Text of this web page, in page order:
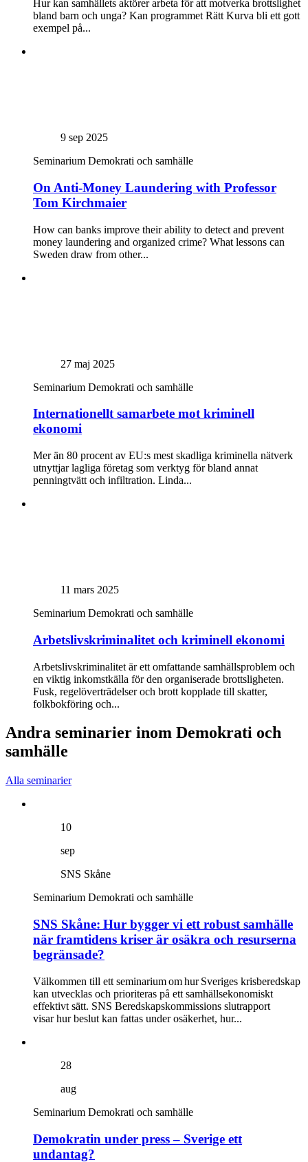
Hur kan samhällets aktörer arbeta för att motverka brottslighet
bland barn och unga? Kan programmet Rätt Kurva bli ett gott
exempel på...
9 sep 2025
Seminarium Demokrati och samhälle
On Anti-Money Laundering with Professor
Tom Kirchmaier
How can banks improve their ability to detect and prevent
money laundering and organized crime? What lessons can
Sweden draw from other...
27 maj 2025
Seminarium Demokrati och samhälle
Internationellt samarbete mot kriminell
ekonomi
Mer än 80 procent av EU:s mest skadliga kriminella nätverk
utnyttjar lagliga företag som verktyg för bland annat
penningtvätt och infiltration. Linda...
11 mars 2025
Seminarium Demokrati och samhälle
Arbetslivs­kriminalitet och kriminell ekonomi
Arbetslivskriminalitet är ett omfattande samhällsproblem och
en viktig inkomstkälla för den organiserade brottsligheten.
Fusk, regelöverträdelser och brott kopplade till skatter,
folkbokföring och...
Andra seminarier inom Demokrati och
samhälle
Alla seminarier
10
sep
SNS Skåne
Seminarium Demokrati och samhälle
SNS Skåne: Hur bygger vi ett robust samhälle
när framtidens kriser är osäkra och resurserna
begränsade?
Välkommen till ett seminarium om hur Sveriges krisberedskap
kan utvecklas och prioriteras på ett samhällsekonomiskt
effektivt sätt. SNS Beredskapskommissions slutrapport
visar hur beslut kan fattas under osäkerhet, hur...
28
aug
Seminarium Demokrati och samhälle
Demokratin under press – Sverige ett
undantag?